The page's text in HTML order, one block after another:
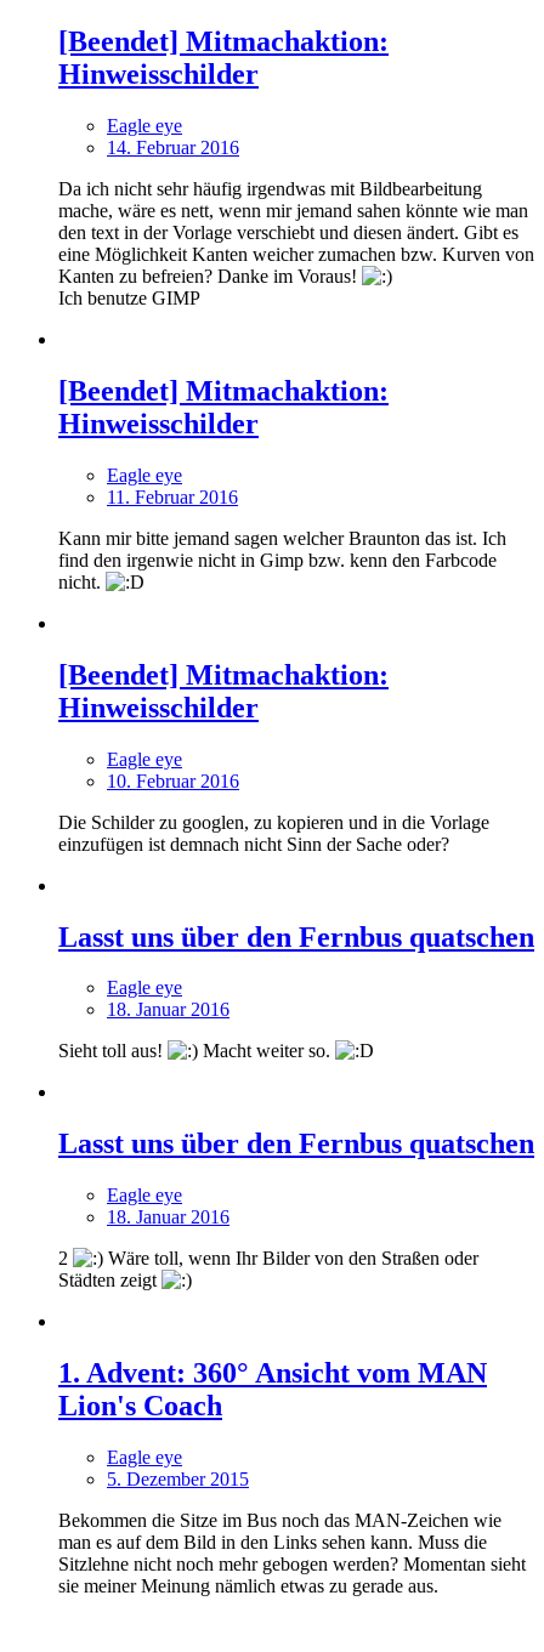
[Beendet] Mitmachaktion:
Hinweisschilder
Eagle eye
14. Februar 2016
Da ich nicht sehr häufig irgendwas mit Bildbearbeitung
mache, wäre es nett, wenn mir jemand sahen könnte wie man
den text in der Vorlage verschiebt und diesen ändert. Gibt es
eine Möglichkeit Kanten weicher zumachen bzw. Kurven von
Kanten zu befreien? Danke im Voraus!
Ich benutze GIMP
[Beendet] Mitmachaktion:
Hinweisschilder
Eagle eye
11. Februar 2016
Kann mir bitte jemand sagen welcher Braunton das ist. Ich
find den irgenwie nicht in Gimp bzw. kenn den Farbcode
nicht.
[Beendet] Mitmachaktion:
Hinweisschilder
Eagle eye
10. Februar 2016
Die Schilder zu googlen, zu kopieren und in die Vorlage
einzufügen ist demnach nicht Sinn der Sache oder?
Lasst uns über den Fernbus quatschen
Eagle eye
18. Januar 2016
Sieht toll aus!
Macht weiter so.
Lasst uns über den Fernbus quatschen
Eagle eye
18. Januar 2016
2
Wäre toll, wenn Ihr Bilder von den Straßen oder
Städten zeigt
1. Advent: 360° Ansicht vom MAN
Lion's Coach
Eagle eye
5. Dezember 2015
Bekommen die Sitze im Bus noch das MAN-Zeichen wie
man es auf dem Bild in den Links sehen kann. Muss die
Sitzlehne nicht noch mehr gebogen werden? Momentan sieht
sie meiner Meinung nämlich etwas zu gerade aus.